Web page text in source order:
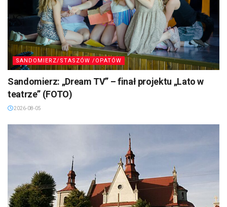
SANDOMIERZ/STASZÓW /OPATÓW
Sandomierz: „Dream TV” – finał projektu „Lato w
teatrze” (FOTO)
2026-08-05